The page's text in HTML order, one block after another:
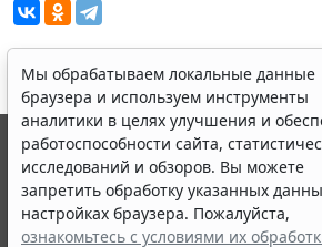
Мы обрабатываем локальные данные
браузера и используем инструменты
аналитики в целях улучшения и
работоспособности сайта,
исследований и обзоров. Вы можете
запретить обработку указанных
настройках браузера. Пожалуйста,
ознакомьтесь с условиями их
© ООО "НПП "ГАРАНТ-СЕРВИС", 2026.
выпускается с 1990 года. Компания
являются участниками Российской
информации ГАРАНТ.